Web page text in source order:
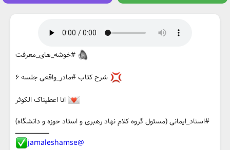
#خوشه_های_معرفت
شرح کتاب #مادر_واقعی جلسه ۶
انا اعطیناک الکوثر
#استاد_ایمانی (مسئول گروه کلام نهاد رهبری و استاد حوزه و دانشگاه)
ـــــــــــــــــــــــــــــــــ
@jamaleshamse